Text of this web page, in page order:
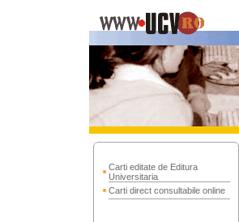
Carti editate de Editura
Universitaria
Carti direct consultabile online